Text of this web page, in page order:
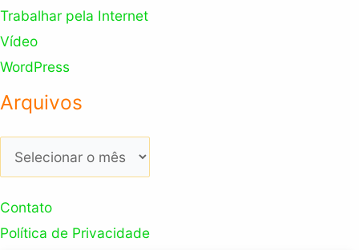
Trabalhar pela Internet
Vídeo
WordPress
Arquivos
Arquivos
Contato
Política de Privacidade